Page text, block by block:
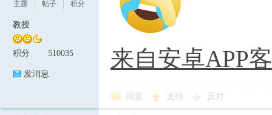
主题
帖子
积分
教授
积分 510035
发消息
来自安卓APP
回复 支持 反对